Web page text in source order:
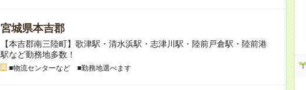
宮城県本吉郡
【本吉郡南三陸町】歌津駅・清水浜駅・志津川駅・陸前戸倉駅・陸前港
駅など勤務地多数！
■物流センターなど ■勤務地選べます